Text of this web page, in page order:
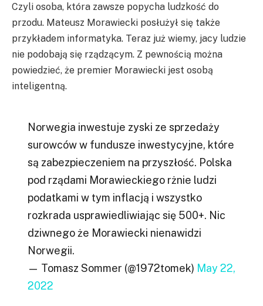
Czyli osoba, która zawsze popycha ludzkość do
przodu. Mateusz Morawiecki posłużył się także
przykładem informatyka. Teraz już wiemy, jacy ludzie
nie podobają się rządzącym. Z pewnością można
powiedzieć, że premier Morawiecki jest osobą
inteligentną.
Norwegia inwestuje zyski ze sprzedaży
surowców w fundusze inwestycyjne, które
są zabezpieczeniem na przyszłość. Polska
pod rządami Morawieckiego rżnie ludzi
podatkami w tym inflacją i wszystko
rozkrada usprawiedliwiając się 500+. Nic
dziwnego że Morawiecki nienawidzi
Norwegii.
— Tomasz Sommer (@1972tomek) May 22,
2022